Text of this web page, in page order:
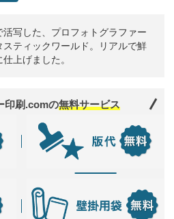
写した、プロフォトグラファー
ティックワールド。リアルで鮮
上げました。
印刷.comの無料サービス